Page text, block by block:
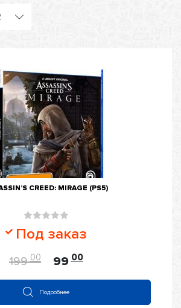
CREED: MIRAGE (PS5)
Оценка
0
из
5
Под заказ
199 00 99 00
Подробнее